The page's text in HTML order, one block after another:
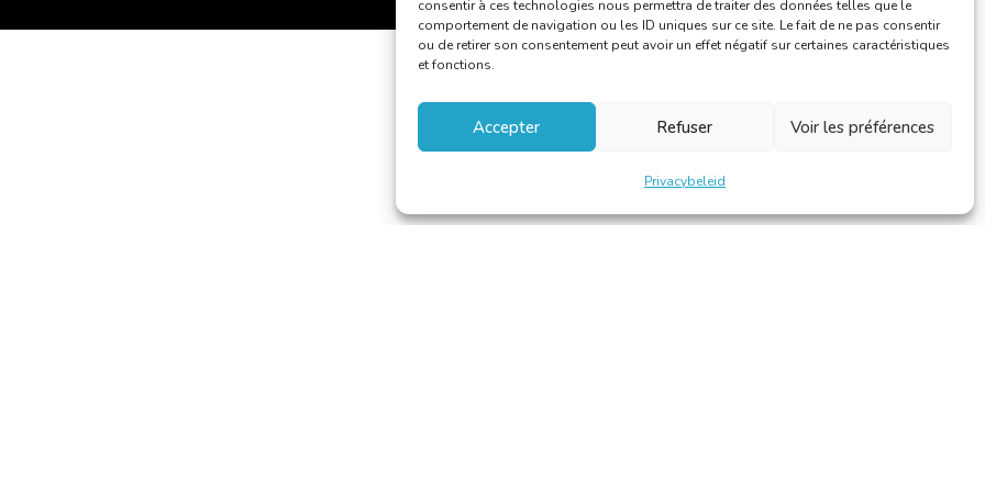
consentir à ces technologies nous permettra de traiter des données telles que le
comportement de navigation ou les ID uniques sur ce site. Le fait de ne pas consentir
ou de retirer son consentement peut avoir un effet négatif sur certaines caractéristiques
et fonctions.
Accepter Refuser Voir les préférences
Privacybeleid